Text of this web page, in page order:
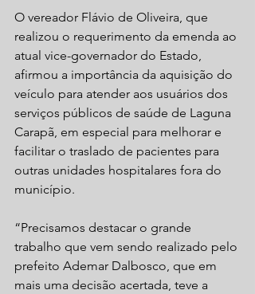
O vereador Flávio de Oliveira, que
realizou o requerimento da emenda ao
atual vice-governador do Estado,
afirmou a importância da aquisição do
veículo para atender aos usuários dos
serviços públicos de saúde de Laguna
Carapã, em especial para melhorar e
facilitar o traslado de pacientes para
outras unidades hospitalares fora do
município.
“Precisamos destacar o grande
trabalho que vem sendo realizado pelo
prefeito Ademar Dalbosco, que em
mais uma decisão acertada, teve a